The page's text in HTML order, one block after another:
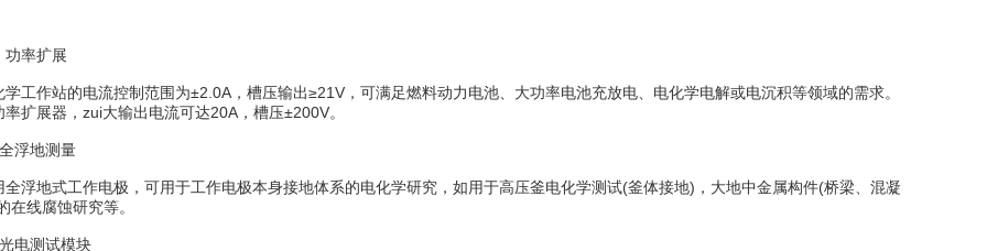
率扩展
作站的电流控制范围为±2.0A，槽压输出≥21V，可满足燃料动力电池、大功率电池充放电、电化学电解或电沉积等领域的需求。
率扩展器，zui大输出电流可达20A，槽压±200V。
地测量
地式工作电极，可用于工作电极本身接地体系的电化学研究，如用于高压釜电化学测试(釜体接地)，大地中金属构件(桥梁、混凝
在线腐蚀研究等。
测试模块